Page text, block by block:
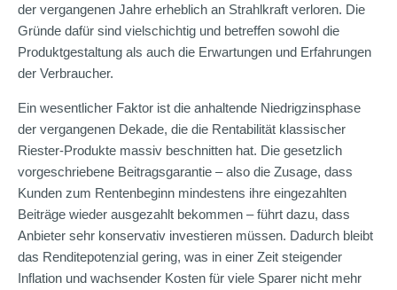
der vergangenen Jahre erheblich an Strahlkraft verloren. Die
Gründe dafür sind vielschichtig und betreffen sowohl die
Produktgestaltung als auch die Erwartungen und Erfahrungen
der Verbraucher.
Ein wesentlicher Faktor ist die anhaltende Niedrigzinsphase
der vergangenen Dekade, die die Rentabilität klassischer
Riester-Produkte massiv beschnitten hat. Die gesetzlich
vorgeschriebene Beitragsgarantie – also die Zusage, dass
Kunden zum Rentenbeginn mindestens ihre eingezahlten
Beiträge wieder ausgezahlt bekommen – führt dazu, dass
Anbieter sehr konservativ investieren müssen. Dadurch bleibt
das Renditepotenzial gering, was in einer Zeit steigender
Inflation und wachsender Kosten für viele Sparer nicht mehr